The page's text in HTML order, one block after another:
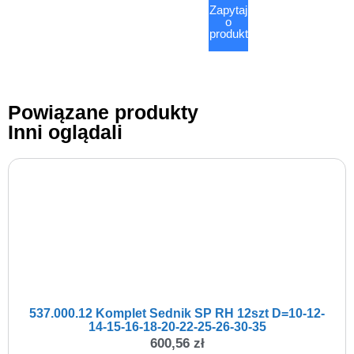
Zapytaj
o
produkt
Powiązane produkty
Inni oglądali
537.000.12 Komplet Sednik SP RH 12szt D=10-12-
14-15-16-18-20-22-25-26-30-35
600,56 zł